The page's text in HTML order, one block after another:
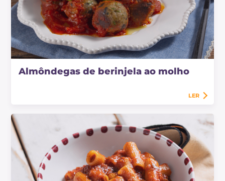
Almôndegas de berinjela ao molho
LER